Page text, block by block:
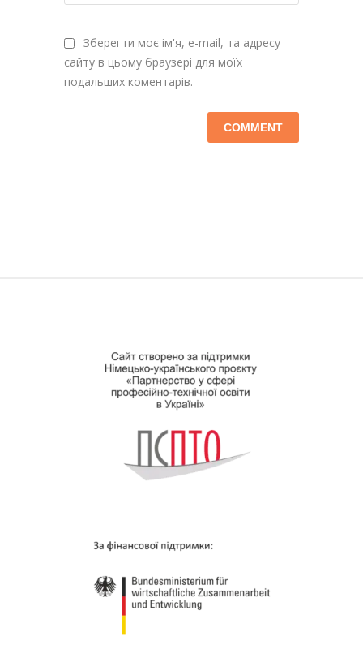
Зберегти моє ім'я, e-mail, та адресу
сайту в цьому браузері для моїх
подальших коментарів.